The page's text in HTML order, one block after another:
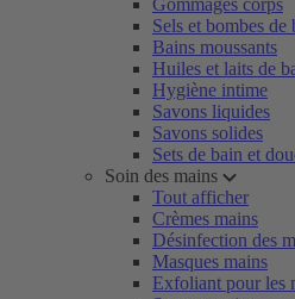
Gommages corps
Sels et bombes de
Bains moussants
Huiles et laits de
Hygiène intime
Savons liquides
Savons solides
Sets de bain et
Soin des mains
Tout afficher
Crèmes mains
Désinfection des
Masques mains
Exfoliant pour les